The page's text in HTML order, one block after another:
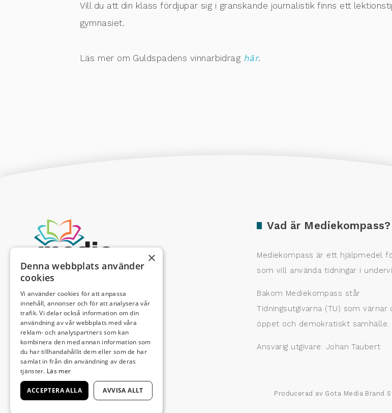
Vill du att din klass fördjupar sig i granskande journalistik finns ett
gymnasiet.
Läs mer om Guldspadens vinnarbidrag här.
Vad är Mediekompass?
Mediekompass är ett hjälpmedel
som vill använda tidningar i
Bakom Mediekompass står
Tidningsutgivarna (TU) som
öppet och demokratiskt samhälle.
Ansvarig utgivare: Johan Taubert
Producerad av Gota Media Brand
×
Denna webbplats använder
cookies
Vi använder cookies för att anpassa
innehåll, annonser och för att analysera vår
trafik. Vi delar också information om din
användning av vår webbplats med våra
reklam- och analyspartners som kan
kombinera den med annan information som
du har tillhandahållit dem eller som de har
samlat in från din användning av deras
tjänster. Läs mer
ACCEPTERA ALLA AVVISA ALLT